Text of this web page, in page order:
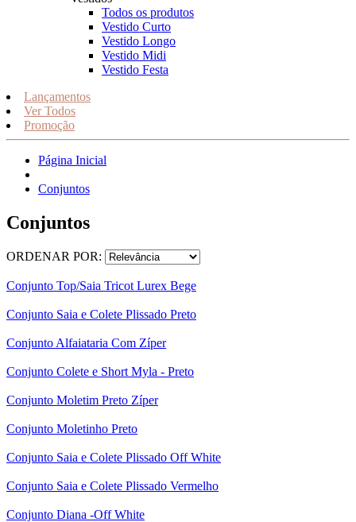
Todos os produtos
Vestido Curto
Vestido Longo
Vestido Midi
Vestido Festa
Lançamentos
Ver Todos
Promoção
Página Inicial
Conjuntos
Conjuntos
ORDENAR POR:
Conjunto Top/Saia Tricot Lurex Bege
Conjunto Saia e Colete Plissado Preto
Conjunto Alfaiataria Com Zíper
Conjunto Colete e Short Myla - Preto
Conjunto Moletim Preto Zíper
Conjunto Moletinho Preto
Conjunto Saia e Colete Plissado Off White
Conjunto Saia e Colete Plissado Vermelho
Conjunto Diana -Off White